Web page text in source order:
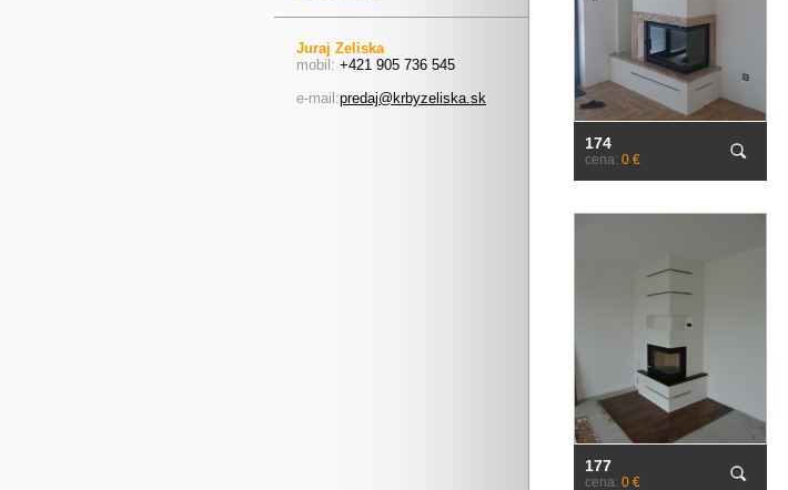
Juraj Zeliska
mobil: +421 905 736 545
e-mail:predaj@krbyzeliska.sk
174
cena: 0 €
177
cena: 0 €